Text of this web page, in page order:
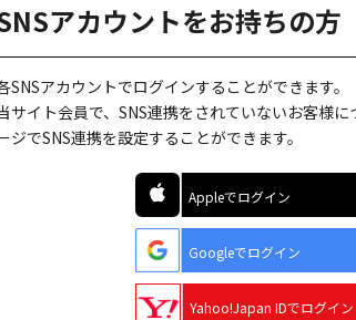
アカウントをお持ちの方
SNSアカウントでログインすることができます。
サイト会員で、SNS連携をされていないお客様
ジでSNS連携を設定することができます。
Appleでログイン
Googleでログイン
Yahoo!Japan IDでログイン